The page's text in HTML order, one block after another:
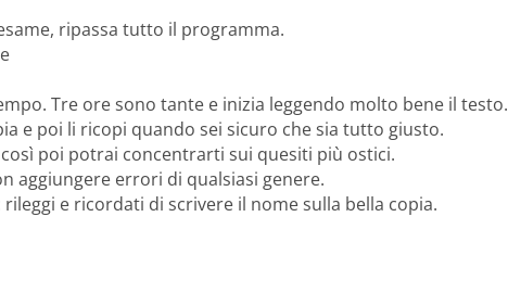
ripassa tutto il programma.
Tre ore sono tante e inizia leggendo molto bene il testo.
e poi li ricopi quando sei sicuro che sia tutto giusto.
poi potrai concentrarti sui quesiti più ostici.
aggiungere errori di qualsiasi genere.
e ricordati di scrivere il nome sulla bella copia.